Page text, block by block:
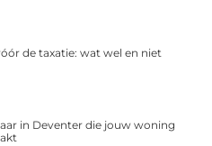
de taxatie: wat wel en niet
in Deventer die jouw woning